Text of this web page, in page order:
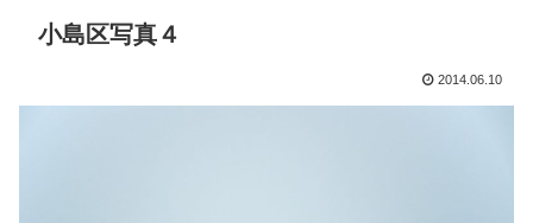
小島区写真４
2014.06.10